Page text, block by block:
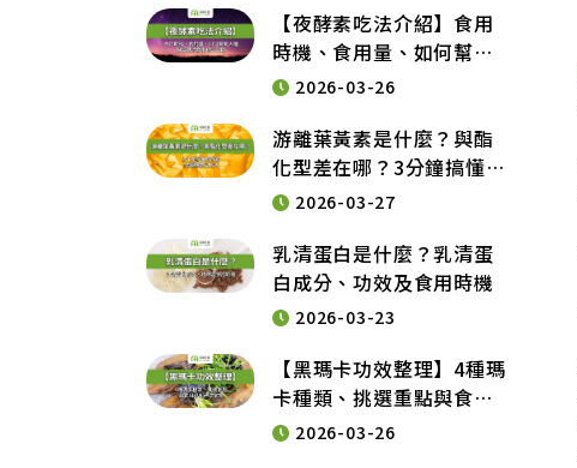
【夜酵素吃法介紹】食用
時機、食用量、如何幫助
入睡與常見注意事項大公
2026-03-26
游離葉黃素是什麼？與酯
化型差在哪？3分鐘搞懂葉
黃素挑選重點及吃法
2026-03-27
乳清蛋白是什麼？乳清蛋
白成分、功效及食用時機
2026-03-23
【黑瑪卡功效整理】4種瑪
卡種類、挑選重點與食用
須知一次掌握
2026-03-26